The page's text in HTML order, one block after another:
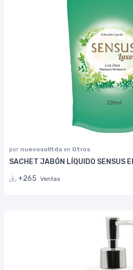
por nuevosolltda en Otros
SACHET JABÓN LÍQUIDO SENSUS
+265 Ventas